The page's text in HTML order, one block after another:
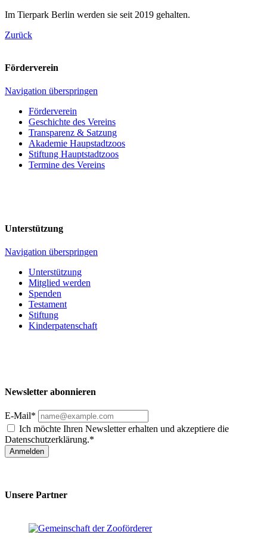
Im Tierpark Berlin werden sie seit 2019 gehalten.
Zurück
Förderverein
Navigation überspringen
Förderverein
Geschichte des Vereins
Transparenz & Satzung
Akademie Haupstadtzoos
Stiftung Hauptstadtzoos
Termine des Vereins
Unterstützung
Navigation überspringen
Unterstützung
Mitglied werden
Spenden
Testament
Stiftung
Kinderpatenschaft
Newsletter abonnieren
E-Mail*
Ich möchte Ihren Newsletter erhalten und akzeptiere die
Datenschutzerklärung.*
Anmelden
Unsere Partner